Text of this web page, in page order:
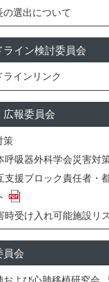
の選出について
ライン検討委員会
ラインリンク
広報委員会
策
呼吸器外科学会災害対
支援ブロック責任者・
時受け入れ可能施設リ
員会
および心肺移植研究会